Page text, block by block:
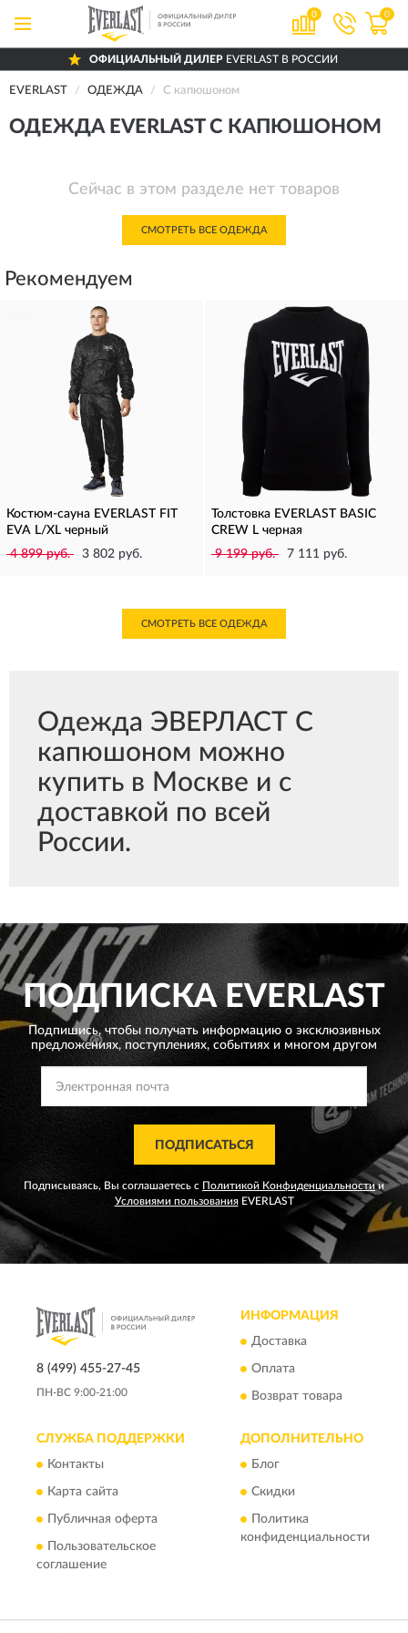
0 0
ОФИЦИАЛЬНЫЙ ДИЛЕР EVERLAST В РОССИИ
EVERLAST ОДЕЖДА С капюшоном
ОДЕЖДА EVERLAST С КАПЮШОНОМ
Сейчас в этом разделе нет товаров
СМОТРЕТЬ ВСЕ ОДЕЖДА
Рекомендуем
Костюм-сауна EVERLAST FIT
EVA L/XL черный
4 899 руб.
3 802 руб.
Толстовка EVERLAST BASIC
CREW L черная
9 199 руб.
7 111 руб.
СМОТРЕТЬ ВСЕ ОДЕЖДА
Одежда ЭВЕРЛАСТ С
капюшоном можно
купить в Москве и с
доставкой по всей
России.
ПОДПИСКАEVERLAST
Подпишись, чтобы получать информацию о эксклюзивных
предложениях, поступлениях, событиях и многом другом
ПОДПИСАТЬСЯ
Подписываясь, Вы соглашаетесь с Политикой Конфиденциальности и
Условиями пользованияEVERLAST
8 (499) 455-27-45
ПН-ВС 9:00-21:00
ИНФОРМАЦИЯ
Доставка
Оплата
Возврат товара
СЛУЖБА ПОДДЕРЖКИ
Контакты
Карта сайта
Публичная оферта
Пользовательское
соглашение
ДОПОЛНИТЕЛЬНО
Блог
Скидки
Политика
конфиденциальности